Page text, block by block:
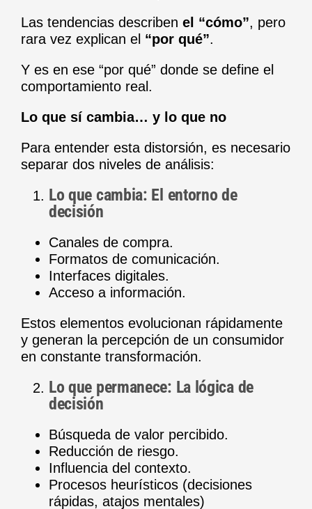
Las tendencias describen el “cómo”, pero
rara vez explican el “por qué”.
Y es en ese “por qué” donde se define el
comportamiento real.
Lo que sí cambia… y lo que no
Para entender esta distorsión, es necesario
separar dos niveles de análisis:
Lo que cambia: El entorno de
decisión
Canales de compra.
Formatos de comunicación.
Interfaces digitales.
Acceso a información.
Estos elementos evolucionan rápidamente
y generan la percepción de un consumidor
en constante transformación.
Lo que permanece: La lógica de
decisión
Búsqueda de valor percibido.
Reducción de riesgo.
Influencia del contexto.
Procesos heurísticos (decisiones
rápidas, atajos mentales)